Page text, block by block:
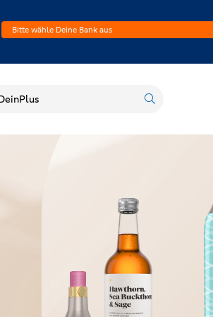
Bitte wähle Deine Bank aus